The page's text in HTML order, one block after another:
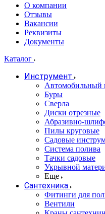
О компании
Отзывы
Вакансии
Реквизиты
Документы
Каталог
Инструмент
Автомобильный
Буры
Сверла
Диски отрезные
Абразивно-
Пилы круговые
Садовые
Система полива
Тачки садовые
Укрывной
Еще
Сантехника
Фитинги для
Вентили